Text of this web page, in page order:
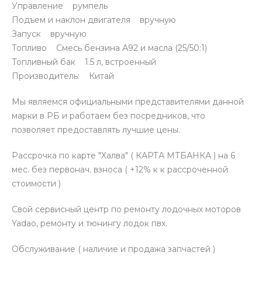
Управление румпель
Подъем и наклон двигателя вручную
Запуск вручную
Топливо Смесь бензина А92 и масла (25/50:1)
Топливный бак 1.5 л, встроенный
Производитель: Китай
Мы являемся официальными представителями данной
марки в РБ и работаем без посредников, что
позволяет предоставлять лучшие цены.
Рассрочка по карте "Халва" ( КАРТА МТБАНКА ) на 6
мес. без первонач. взноса ( +12% к к рассроченной
стоимости )
Свой сервисный центр по ремонту лодочных моторов
Yadao, ремонту и тюнингу лодок пвх.
Обслуживание ( наличие и продажа запчастей )